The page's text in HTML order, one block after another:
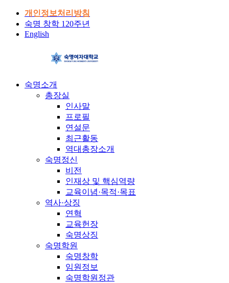
개인정보처리방침
숙명 창학 120주년
English
숙명소개
총장실
인사말
프로필
연설문
최근활동
역대총장소개
숙명정신
비전
인재상 및 핵심역량
교육이념·목적·목표
역사·상징
연혁
교육헌장
숙명상징
숙명학원
숙명창학
임원정보
숙명학원정관